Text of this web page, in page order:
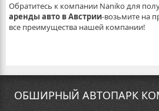
Обратитесь к компании Naniko для
аренды авто в Австрии-возьмите на
все преимущества нашей компании!
ОБШИРНЫЙ АВТОПАРК